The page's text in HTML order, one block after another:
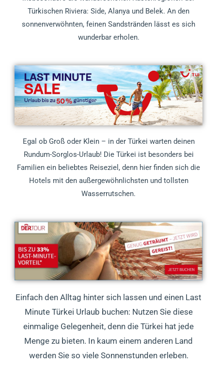
Türkischen Riviera: Side, Alanya und Belek. An den
sonnenverwöhnten, feinen Sandstränden lässt es sich
wunderbar erholen.
Egal ob Groß oder Klein – in der Türkei warten deinen
Rundum-Sorglos-Urlaub! Die Türkei ist besonders bei
Familien ein beliebtes Reiseziel, denn hier finden sich die
Hotels mit den außergewöhnlichsten und tollsten
Wasserrutschen.
Einfach den Alltag hinter sich lassen und einen Last
Minute Türkei Urlaub buchen: Nutzen Sie diese
einmalige Gelegenheit, denn die Türkei hat jede
Menge zu bieten. In kaum einem anderen Land
werden Sie so viele Sonnenstunden erleben.